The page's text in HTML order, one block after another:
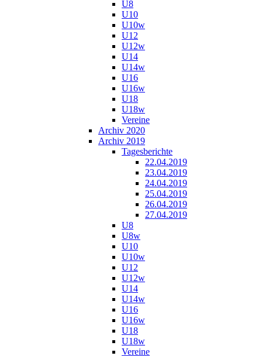
U8
U10
U10w
U12
U12w
U14
U14w
U16
U16w
U18
U18w
Vereine
Archiv 2020
Archiv 2019
Tagesberichte
22.04.2019
23.04.2019
24.04.2019
25.04.2019
26.04.2019
27.04.2019
U8
U8w
U10
U10w
U12
U12w
U14
U14w
U16
U16w
U18
U18w
Vereine